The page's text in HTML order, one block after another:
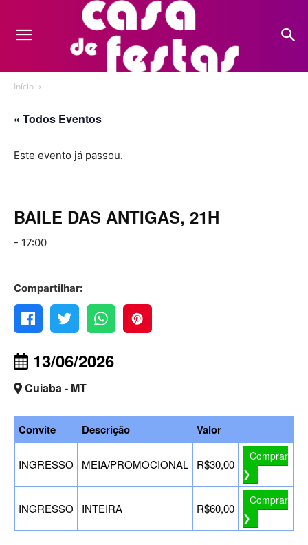
Início
« Todos Eventos
Este evento já passou.
BAILE DAS ANTIGAS, 21H
- 17:00
Compartilhar:
13/06/2026
Cuiaba - MT
Convite Descrição Valor
INGRESSO MEIA/PROMOCIONAL R$30,00
Comprar
❯
INGRESSO INTEIRA R$60,00
Comprar
❯